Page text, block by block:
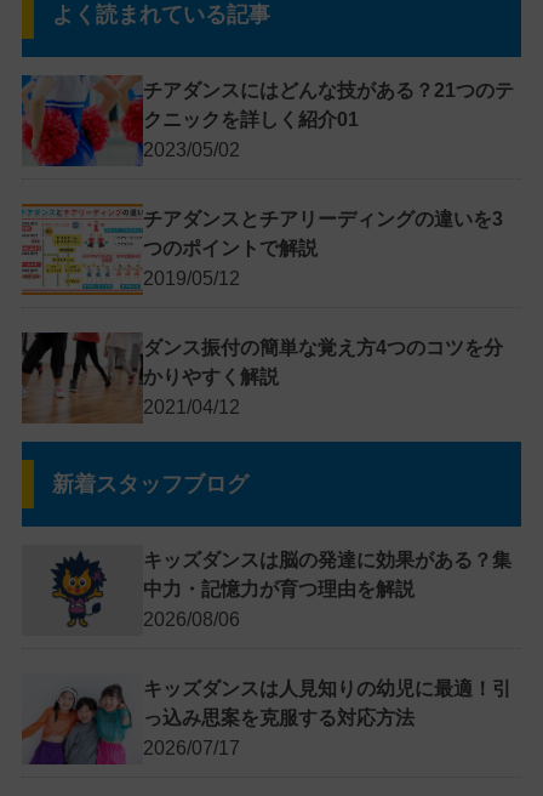
よく読まれている記事
チアダンスにはどんな技がある？21つのテ
クニックを詳しく紹介01
2023/05/02
チアダンスとチアリーディングの違いを3
つのポイントで解説
2019/05/12
ダンス振付の簡単な覚え方4つのコツを分
かりやすく解説
2021/04/12
新着スタッフブログ
キッズダンスは脳の発達に効果がある？集
中力・記憶力が育つ理由を解説
2026/08/06
キッズダンスは人見知りの幼児に最適！引
っ込み思案を克服する対応方法
2026/07/17